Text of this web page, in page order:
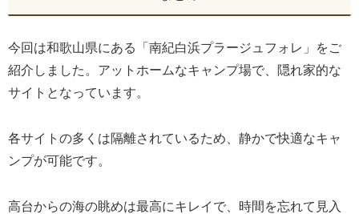
今回は和歌山県にある「南紀白浜プラージュフォレ」をご
紹介しました。アットホームなキャンプ場で、隠れ家的な
サイトとなっています。
各サイトの多くは隔離されているため、静かで快適なキャ
ンプが可能です。
高台からの海の眺めは最高にキレイで、時間を忘れて見入